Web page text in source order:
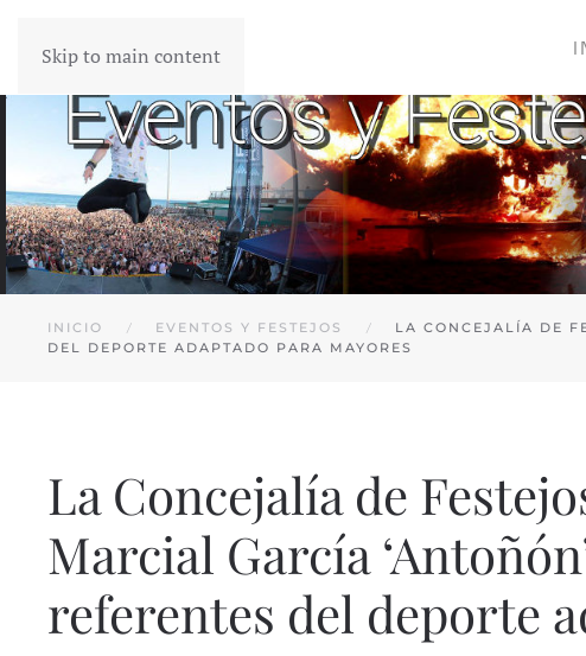
Skip to main content
INICIO EVENTOS Y FESTEJOS
LA CONCEJALÍA DE
DEL DEPORTE ADAPTADO PARA MAYORES
La Concejalía de
Marcial García
referentes del deporte